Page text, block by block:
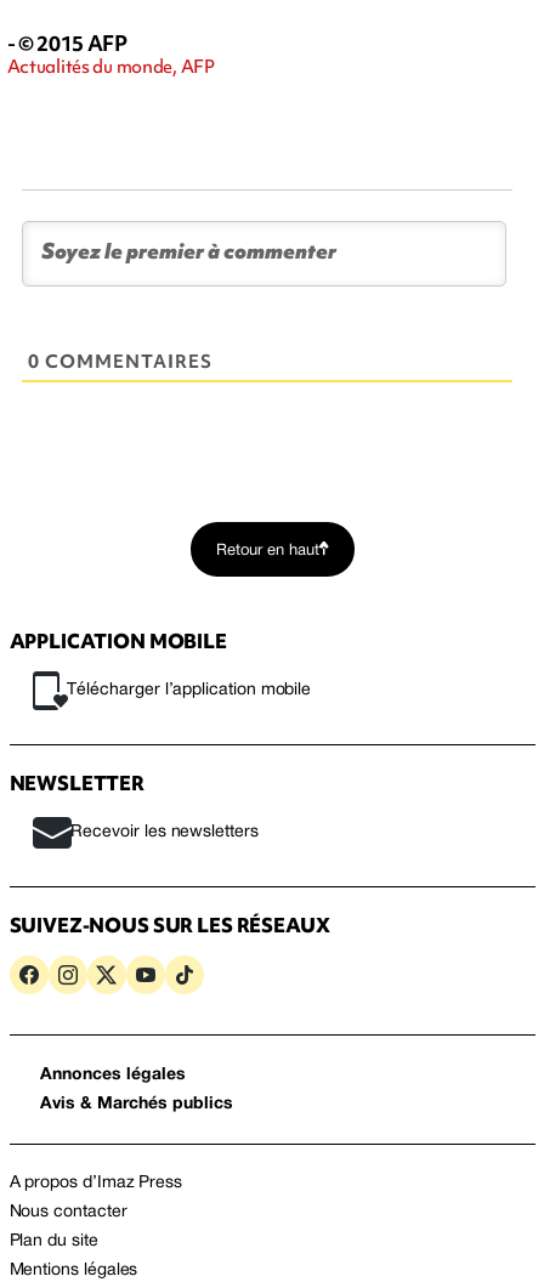
- © 2015 AFP
Actualités du monde, AFP
0 COMMENTAIRES
Retour en haut
APPLICATION MOBILE
Télécharger l’application mobile
NEWSLETTER
Recevoir les newsletters
SUIVEZ-NOUS SUR LES RÉSEAUX
Annonces légales
Avis & Marchés publics
A propos d’Imaz Press
Nous contacter
Plan du site
Mentions légales